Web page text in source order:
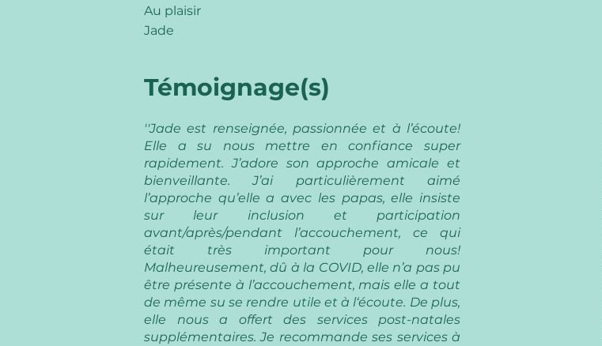
Au plaisir
Jade
Témoignage(s)
''Jade est renseignée, passionnée et à l’écoute!
Elle a su nous mettre en confiance super
rapidement. J’adore son approche amicale et
bienveillante. J’ai particulièrement aimé
l’approche qu’elle a avec les papas, elle insiste
sur leur inclusion et participation
avant/après/pendant l’accouchement, ce qui
était très important pour nous!
Malheureusement, dû à la COVID, elle n’a pas pu
être présente à l’accouchement, mais elle a tout
de même su se rendre utile et à l‘écoute. De plus,
elle nous a offert des services post-natales
supplémentaires. Je recommande ses services à